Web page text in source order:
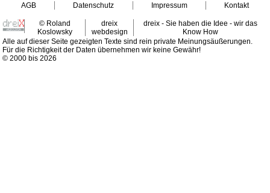
AGB Datenschutz Impressum Kontakt
© Roland
Koslowsky
dreix
webdesign
dreix - Sie haben die Idee - wir das
Know How
Alle auf dieser Seite gezeigten Texte sind rein private Meinungsäußerungen.
Für die Richtigkeit der Daten übernehmen wir keine Gewähr!
© 2000 bis 2026